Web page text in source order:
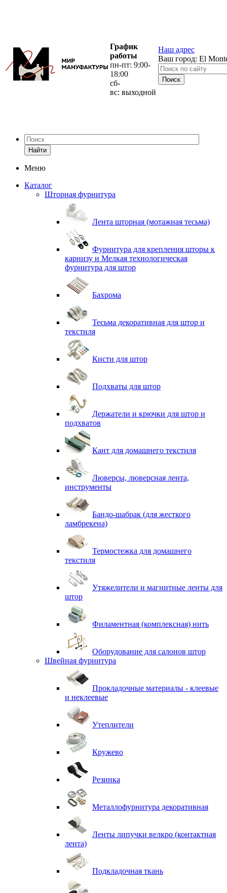
График
работы
пн-пт: 9:00-
18:00
сб-
вс: выходной
Наш адрес
Ваш город: El
Найти
Меню
Каталог
Шторная фурнитура
Лента шторная (мотажная тесьма)
Фурнитура для крепления шторы к
карнизу и Мелкая технологическая
фурнитура для штор
Бахрома
Тесьма декоративная для штор и
текстиля
Кисти для штор
Подхваты для штор
Держатели и крючки для штор и
подхватов
Кант для домашнего текстиля
Люверсы, люверсная лента,
инструменты
Бандо-шабрак (для жесткого
ламбрекена)
Термостежка для домашнего
текстиля
Утяжелители и магнитные ленты для
штор
Филаментная (комплексная) нить
Оборудование для салонов штор
Швейная фурнитура
Прокладочные материалы - клеевые
и неклеевые
Утеплители
Кружево
Резинка
Металлофурнитура декоративная
Ленты липучки велкро (контактная
лента)
Подкладочная ткань